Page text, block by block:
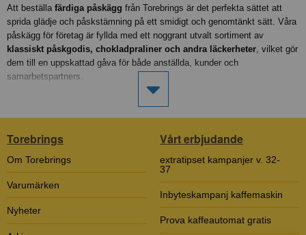
Att beställa färdiga påskägg från Torebrings är det perfekta sättet att
sprida glädje och påskstämning på ett smidigt och genomtänkt sätt. Våra
påskägg för företag är fyllda med ett noggrant utvalt sortiment av
klassiskt påskgodis, chokladpraliner och andra läckerheter , vilket gör
dem till en uppskattad gåva för både anställda, kunder och
samarbetspartners.
Påskgodis Gåvoask – En lyxig påskpresent
Vill du ge bort en stilfull och uppskattad påskgåva? Vårapåskgodis
är den perfekta lösningen för företag som vill ge sina
anställda, kunder eller samarbetspartners en elegant påskpresent.
Askarna är fyllda med noggrant utvalda praliner, chokladbitar och andra
Torebrings
Om Torebrings
Varumärken
Nyheter
Vårt erbjudande
extratipset kampanjer v. 32-
37
Inbyteskampanj kaffemaskin
Prova kaffeautomat gratis